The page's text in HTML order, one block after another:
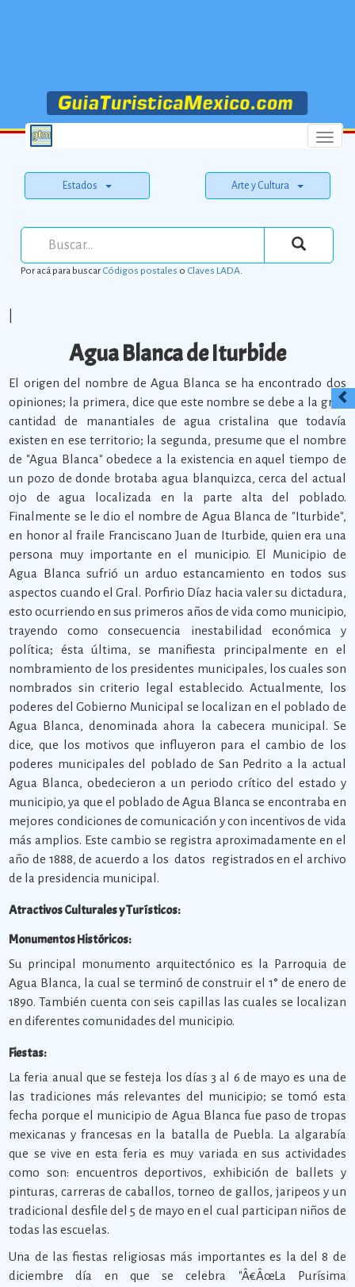
Menu
Estados Arte y Cultura
Por acá para buscarCódigos postales o Claves LADA.
Agua Blanca de Iturbide
El origen del nombre de Agua Blanca se ha encontrado dos
opiniones; la primera, dice que este nombre se debe a la gran
cantidad de manantiales de agua cristalina que todavía
existen en ese territorio; la segunda, presume que el nombre
de "Agua Blanca" obedece a la existencia en aquel tiempo de
un pozo de donde brotaba agua blanquizca, cerca del actual
ojo de agua localizada en la parte alta del poblado.
Finalmente se le dio el nombre de Agua Blanca de "Iturbide",
en honor al fraile Franciscano Juan de Iturbide, quien era una
persona muy importante en el municipio. El Municipio de
Agua Blanca sufrió un arduo estancamiento en todos sus
aspectos cuando el Gral. Porfirio Díaz hacia valer su dictadura,
esto ocurriendo en sus primeros años de vida como municipio,
trayendo como consecuencia inestabilidad económica y
política; ésta última, se manifiesta principalmente en el
nombramiento de los presidentes municipales, los cuales son
nombrados sin criterio legal establecido. Actualmente, los
poderes del Gobierno Municipal se localizan en el poblado de
Agua Blanca, denominada ahora la cabecera municipal. Se
dice, que los motivos que influyeron para el cambio de los
poderes municipales del poblado de San Pedrito a la actual
Agua Blanca, obedecieron a un periodo crítico del estado y
municipio, ya que el poblado de Agua Blanca se encontraba en
mejores condiciones de comunicación y con incentivos de vida
más amplios. Este cambio se registra aproximadamente en el
año de 1888, de acuerdo a los datos registrados en el archivo
de la presidencia municipal.
Atractivos Culturales y Turísticos:
Monumentos Históricos:
Su principal monumento arquitectónico es la Parroquia de
Agua Blanca, la cual se terminó de construir el 1° de enero de
1890. También cuenta con seis capillas las cuales se localizan
en diferentes comunidades del municipio.
Fiestas:
La feria anual que se festeja los días 3 al 6 de mayo es una de
las tradiciones más relevantes del municipio; se tomó esta
fecha porque el municipio de Agua Blanca fue paso de tropas
mexicanas y francesas en la batalla de Puebla. La algarabía
que se vive en esta feria es muy variada en sus actividades
como son: encuentros deportivos, exhibición de ballets y
pinturas, carreras de caballos, torneo de gallos, jaripeos y un
tradicional desfile del 5 de mayo en el cual participan niños de
todas las escuelas.
Una de las fiestas religiosas más importantes es la del 8 de
diciembre día en que se celebra "Â€ÂœLa Purísima